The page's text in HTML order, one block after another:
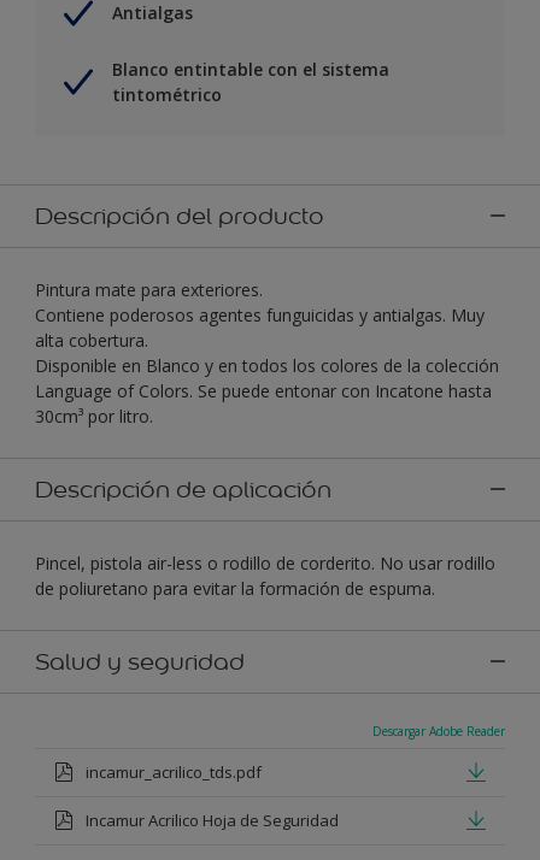
Antialgas
Blanco entintable con el sistema
tintométrico
Descripción del producto
Pintura mate para exteriores.
Contiene poderosos agentes funguicidas y antialgas. Muy
alta cobertura.
Disponible en Blanco y en todos los colores de la colección
Language of Colors. Se puede entonar con Incatone hasta
30cm³ por litro.
Descripción de aplicación
Pincel, pistola air-less o rodillo de corderito. No usar rodillo
de poliuretano para evitar la formación de espuma.
Salud y seguridad
Descargar Adobe Reader
incamur_acrilico_tds.pdf
Incamur Acrilico Hoja de Seguridad